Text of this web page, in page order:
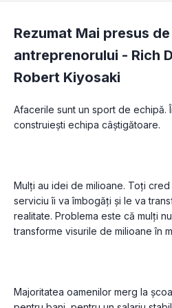
Rezumat Mai presus
antreprenorului - Rich
Robert Kiyosaki
Afacerile sunt un sport de echipă.
Mulți au idei de milioane. Toți
serviciu îi va îmbogăți și le va
realitate. Problema este că mulți
Majoritatea oamenilor merg la